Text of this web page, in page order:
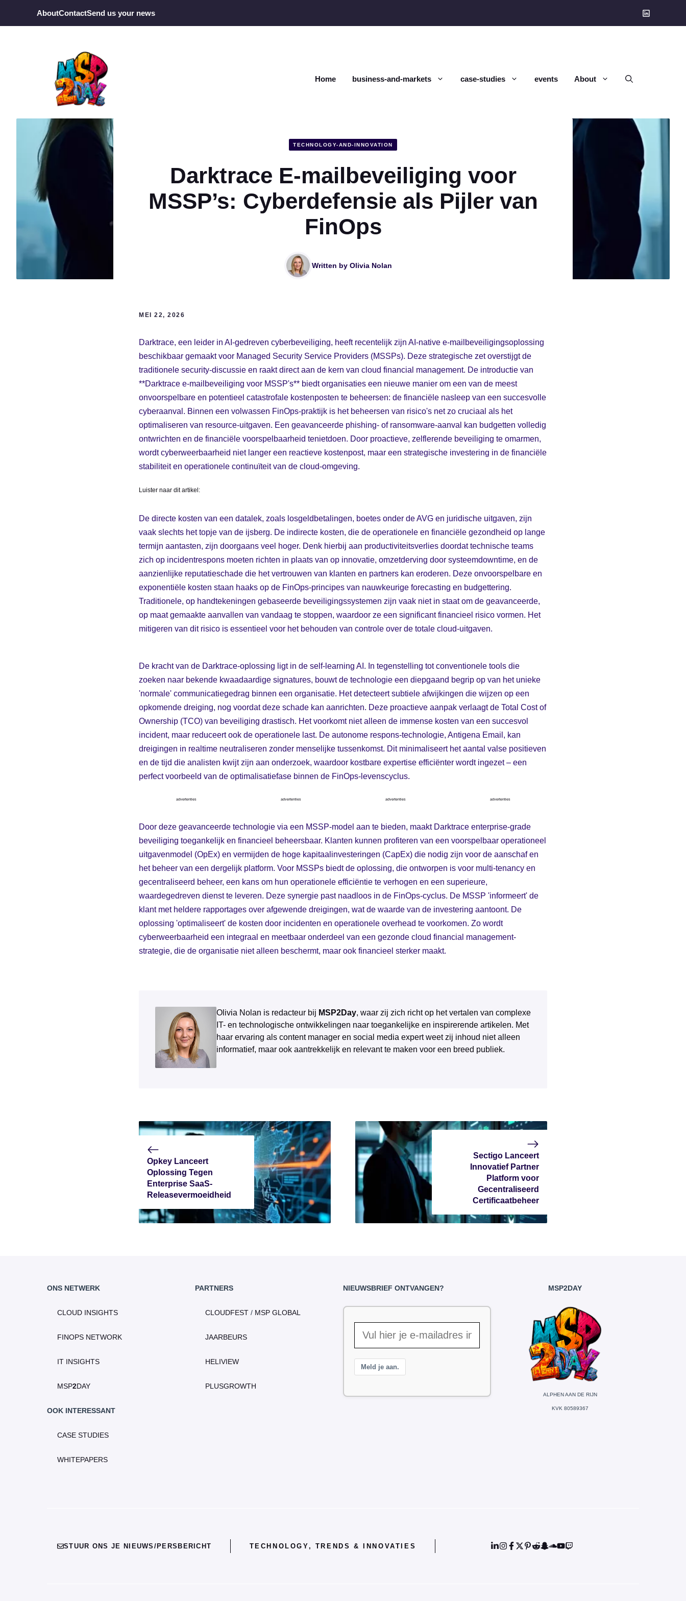
AboutContactSend us your news
Home business-and-markets case-studies events About
TECHNOLOGY-AND-INNOVATION
Darktrace E-mailbeveiliging voor
MSSP’s: Cyberdefensie als Pijler van
FinOps
Written by Olivia Nolan
MEI 22, 2026
Darktrace, een leider in AI-gedreven cyberbeveiliging, heeft recentelijk zijn AI-native e-mailbeveiligingsoplossing
beschikbaar gemaakt voor Managed Security Service Providers (MSSPs). Deze strategische zet overstijgt de
traditionele security-discussie en raakt direct aan de kern van cloud financial management. De introductie van
**Darktrace e-mailbeveiliging voor MSSP's** biedt organisaties een nieuwe manier om een van de meest
onvoorspelbare en potentieel catastrofale kostenposten te beheersen: de financiële nasleep van een succesvolle
cyberaanval. Binnen een volwassen FinOps-praktijk is het beheersen van risico's net zo cruciaal als het
optimaliseren van resource-uitgaven. Een geavanceerde phishing- of ransomware-aanval kan budgetten volledig
ontwrichten en de financiële voorspelbaarheid tenietdoen. Door proactieve, zelflerende beveiliging te omarmen,
wordt cyberweerbaarheid niet langer een reactieve kostenpost, maar een strategische investering in de financiële
stabiliteit en operationele continuïteit van de cloud-omgeving.
Luister naar dit artikel:
De directe kosten van een datalek, zoals losgeldbetalingen, boetes onder de AVG en juridische uitgaven, zijn
vaak slechts het topje van de ijsberg. De indirecte kosten, die de operationele en financiële gezondheid op lange
termijn aantasten, zijn doorgaans veel hoger. Denk hierbij aan productiviteitsverlies doordat technische teams
zich op incidentrespons moeten richten in plaats van op innovatie, omzetderving door systeemdowntime, en de
aanzienlijke reputatieschade die het vertrouwen van klanten en partners kan eroderen. Deze onvoorspelbare en
exponentiële kosten staan haaks op de FinOps-principes van nauwkeurige forecasting en budgettering.
Traditionele, op handtekeningen gebaseerde beveiligingssystemen zijn vaak niet in staat om de geavanceerde,
op maat gemaakte aanvallen van vandaag te stoppen, waardoor ze een significant financieel risico vormen. Het
mitigeren van dit risico is essentieel voor het behouden van controle over de totale cloud-uitgaven.
De kracht van de Darktrace-oplossing ligt in de self-learning AI. In tegenstelling tot conventionele tools die
zoeken naar bekende kwaadaardige signatures, bouwt de technologie een diepgaand begrip op van het unieke
'normale' communicatiegedrag binnen een organisatie. Het detecteert subtiele afwijkingen die wijzen op een
opkomende dreiging, nog voordat deze schade kan aanrichten. Deze proactieve aanpak verlaagt de Total Cost of
Ownership (TCO) van beveiliging drastisch. Het voorkomt niet alleen de immense kosten van een succesvol
incident, maar reduceert ook de operationele last. De autonome respons-technologie, Antigena Email, kan
dreigingen in realtime neutraliseren zonder menselijke tussenkomst. Dit minimaliseert het aantal valse positieven
en de tijd die analisten kwijt zijn aan onderzoek, waardoor kostbare expertise efficiënter wordt ingezet – een
perfect voorbeeld van de optimalisatiefase binnen de FinOps-levenscyclus.
advertenties advertenties advertenties advertenties
Door deze geavanceerde technologie via een MSSP-model aan te bieden, maakt Darktrace enterprise-grade
beveiliging toegankelijk en financieel beheersbaar. Klanten kunnen profiteren van een voorspelbaar operationeel
uitgavenmodel (OpEx) en vermijden de hoge kapitaalinvesteringen (CapEx) die nodig zijn voor de aanschaf en
het beheer van een dergelijk platform. Voor MSSPs biedt de oplossing, die ontworpen is voor multi-tenancy en
gecentraliseerd beheer, een kans om hun operationele efficiëntie te verhogen en een superieure,
waardegedreven dienst te leveren. Deze synergie past naadloos in de FinOps-cyclus. De MSSP 'informeert' de
klant met heldere rapportages over afgewende dreigingen, wat de waarde van de investering aantoont. De
oplossing 'optimaliseert' de kosten door incidenten en operationele overhead te voorkomen. Zo wordt
cyberweerbaarheid een integraal en meetbaar onderdeel van een gezonde cloud financial management-
strategie, die de organisatie niet alleen beschermt, maar ook financieel sterker maakt.
Olivia Nolan is redacteur bij MSP2Day, waar zij zich richt op het vertalen van complexe
IT- en technologische ontwikkelingen naar toegankelijke en inspirerende artikelen. Met
haar ervaring als content manager en social media expert weet zij inhoud niet alleen
informatief, maar ook aantrekkelijk en relevant te maken voor een breed publiek.
Opkey Lanceert
Oplossing Tegen
Enterprise SaaS-
Releasevermoeidheid
Sectigo Lanceert
Innovatief Partner
Platform voor
Gecentraliseerd
Certificaatbeheer
ONS NETWERK
CLOUD INSIGHTS
FINOPS NETWORK
IT INSIGHTS
MSP2DAY
OOK INTERESSANT
CASE STUDIES
WHITEPAPERS
PARTNERS
CLOUDFEST / MSP GLOBAL
JAARBEURS
HELIVIEW
PLUSGROWTH
NIEUWSBRIEF ONTVANGEN?
Meld je aan.
MSP2DAY
ALPHEN AAN DE RIJN
KVK 80589367
STUUR ONS JE NIEUWS/PERSBERICHT TECHNOLOGY, TRENDS & INNOVATIES